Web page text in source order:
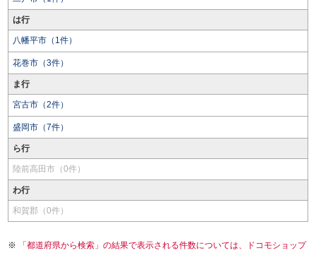
は行
八幡平市（1件）
花巻市（3件）
ま行
宮古市（2件）
盛岡市（7件）
ら行
陸前高田市（0件）
わ行
和賀郡（0件）
「都道府県から検索」の結果で表示される件数については、ドコモショップ